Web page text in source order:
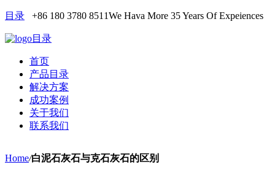
目录 +86 180 3780 8511We Hava More 35 Years Of Expeiences
目录
首页
产品目录
解决方案
成功案例
关于我们
联系我们
Home/白泥石灰石与克石灰石的区别